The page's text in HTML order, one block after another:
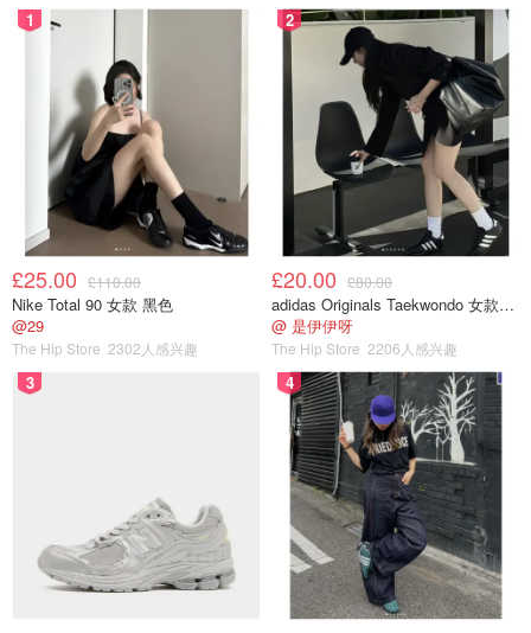
1
£25.00 £110.00
Nike Total 90 女款 黑色
@29
The Hip Store 2302人感兴趣
2
£20.00 £80.00
adidas Originals Taekwondo 女款黑色运动鞋
@ 是伊伊呀
The Hip Store 2206人感兴趣
3 4